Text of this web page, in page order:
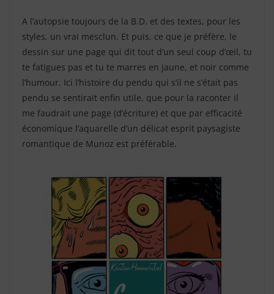
A l’autopsie toujours de la B.D. et des textes, pour les
styles, un vrai mesclun. Et puis, ce que je préfère, le
dessin sur une page qui dit tout d’un seul coup d’œil, tu
te fatigues pas et tu te marres en jaune, et noir comme
l’humour. Ici l’histoire du pendu qui s’il ne s’était pas
pendu se sentirait enfin utile, que pour la raconter il
me faudrait une page (d’écriture) et que par efficacité
économique l’aquarelle d’un délicat esprit paysagiste
romantique de Munoz est préférable.